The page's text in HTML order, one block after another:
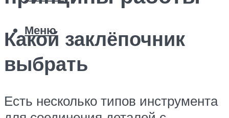
Меню
Какой заклёпочник
выбрать
Есть несколько типов инструмента